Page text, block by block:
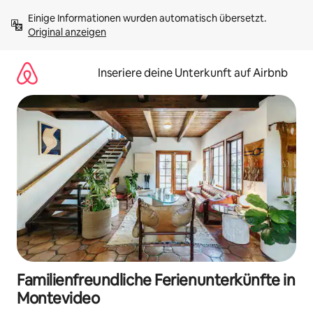
Inhalten
springenOriginal anzeigen
Inseriere deine Unterkunft auf Airbnb
Familienfreundliche Ferienunterkünfte in
Montevideo